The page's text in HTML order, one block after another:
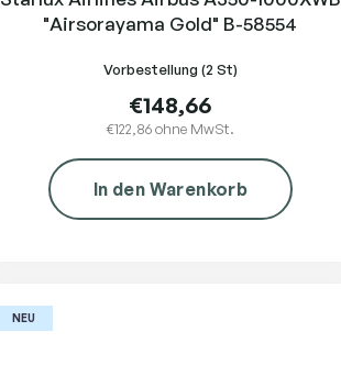
"Airsorayama Gold" B-58554
Vorbestellung (2 St)
€122,86 ohne MwSt.
€148,66
In den Warenkorb
NEU